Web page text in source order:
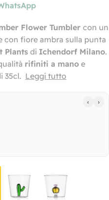
Flower Tumbler con un
con fiore ambra sulla punta
Plants di Ichendorf Milano.
rifiniti a mano e
35cl. Leggi tutto
‹ ›